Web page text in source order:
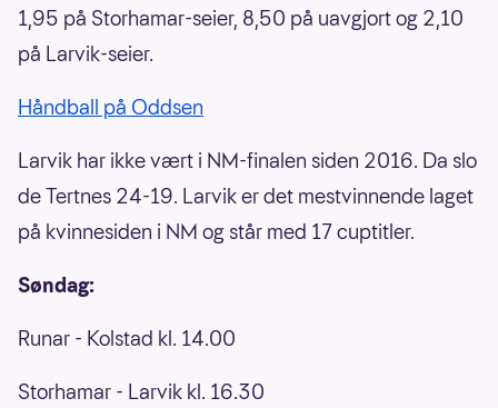
1,95 på Storhamar-seier, 8,50 på uavgjort og 2,10
på Larvik-seier.
Håndball på Oddsen
Larvik har ikke vært i NM-finalen siden 2016. Da slo
de Tertnes 24-19. Larvik er det mestvinnende laget
på kvinnesiden i NM og står med 17 cuptitler.
Søndag:
Runar - Kolstad kl. 14.00
Storhamar - Larvik kl. 16.30